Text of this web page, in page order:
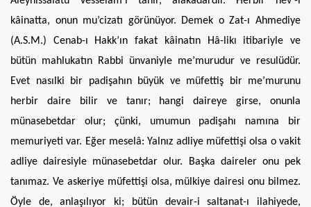
kâinatta, onun mu’cizatı görünüyor. Demek o Zat-ı Ahmediye
(A.S.M.) Cenab-ı Hakk’ın fakat kâinatın Hâ-likı itibariyle ve
bütün mahlukatın Rabbi ünvaniyle me’murudur ve resulüdür.
Evet nasılki bir padişahın büyük ve müfettiş bir me’murunu
herbir daire bilir ve tanır; hangi daireye girse, onunla
münasebetdar olur; çünki, umumun padişahı namına bir
memuriyeti var. Eğer meselâ: Yalnız adliye müfettişi olsa o vakit
adliye dairesiyle münasebetdar olur. Başka daireler onu pek
tanımaz. Ve askeriye müfettişi olsa, mülkiye dairesi onu bilmez.
Öyle de, anlaşılıyor ki; bütün devair-i saltanat-ı ilahiyede,